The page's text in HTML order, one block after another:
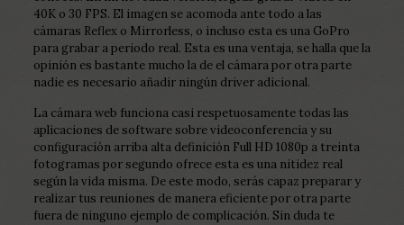
40K o 30 FPS. El imagen se acomoda ante todo a las
cámaras Reflex o Mirrorless, o incluso esta es una GoPro
para grabar a periodo real. Esta es una ventaja, se halla que la
opinión es bastante mucho la de el cámara por otra parte
nadie es necesario añadir ningún driver adicional.
La cámara web funciona casi respetuosamente todas las
aplicaciones de software sobre videoconferencia y su
configuración arriba alta definición Full HD 1080p a treinta
fotogramas por segundo ofrece esta es una nitidez real
según la vida misma. De este modo, serás capaz preparar y
realizar tus reuniones de manera eficiente por otra parte
fuera de ninguno ejemplo de complicación. Sin duda te